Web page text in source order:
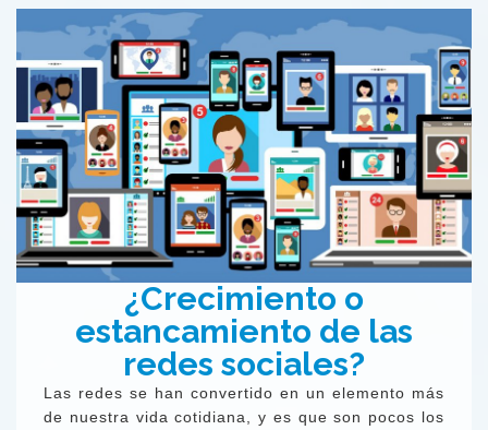
¿Crecimiento o
estancamiento de las
redes sociales?
Las redes se han convertido en un elemento más
de nuestra vida cotidiana, y es que son pocos los